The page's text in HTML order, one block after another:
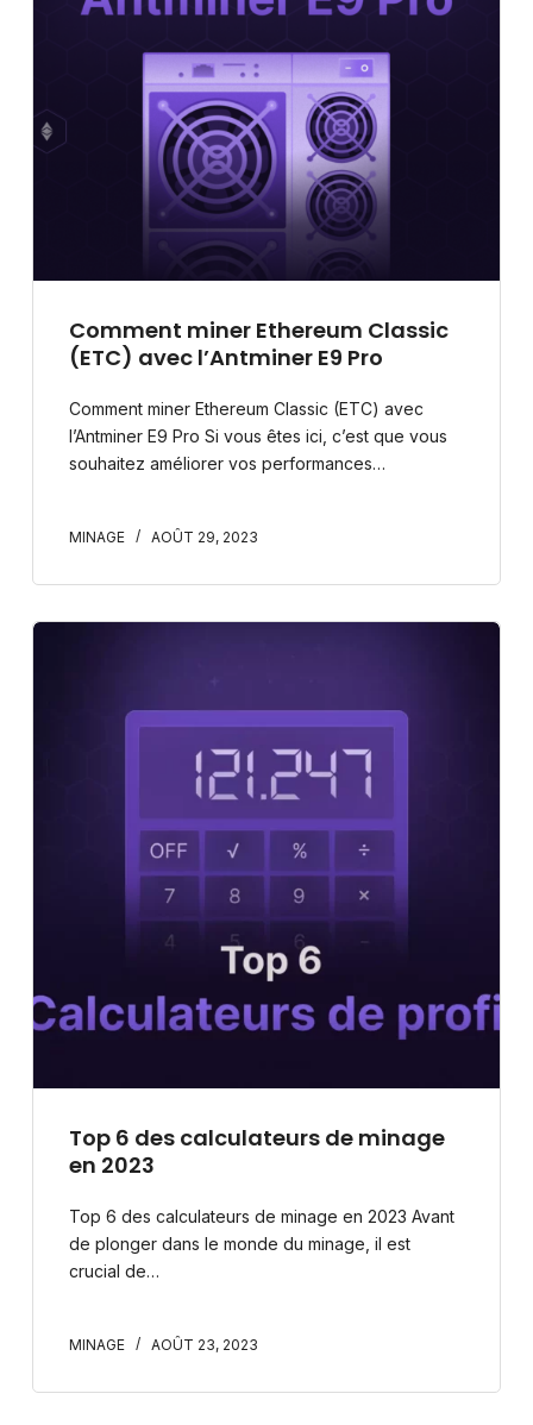
Comment miner Ethereum Classic
(ETC) avec l’Antminer E9 Pro
Comment miner Ethereum Classic (ETC) avec
l’Antminer E9 Pro Si vous êtes ici, c’est que vous
souhaitez améliorer vos performances…
MINAGE AOÛT 29, 2023
Top 6 des calculateurs de minage
en 2023​
Top 6 des calculateurs de minage en 2023 Avant
de plonger dans le monde du minage, il est
crucial de…
MINAGE AOÛT 23, 2023